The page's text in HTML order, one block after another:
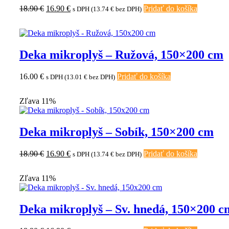
18.90€ Pôvodná
18.90 €.
16.90 €Aktuálna
16.90 €.
s DPH (13.74 € bez DPH) Pridať do košíka
Deka mikroplyš – Ružová, 150×200 cm
16.00 € s DPH (13.01 € bez DPH) Pridať do košíka
Zľava 11%
Deka mikroplyš – Sobík, 150×200 cm
18.90€ Pôvodná
18.90 €.
16.90 €Aktuálna
s DPH (13.74 € bez DPH) Pridať do košíka
Zľava 11%
Deka mikroplyš – Sv. hnedá, 150×200